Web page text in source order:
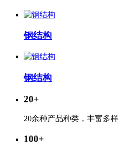
钢结构
钢结构
20+
20余种产品种类，丰富多样
100+